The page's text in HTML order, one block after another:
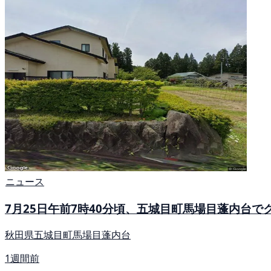
ニュース
7月25日午前7時40分頃、五城目町馬場目蓬内台で
秋田県五城目町馬場目蓬内台
1週間前